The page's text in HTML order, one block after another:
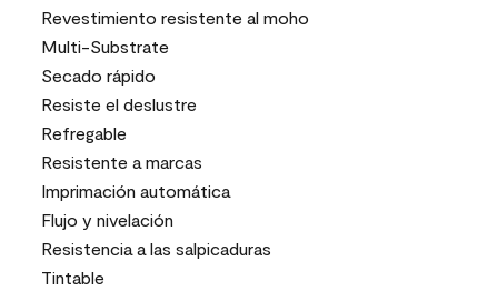
Revestimiento resistente al moho
Multi-Substrate
Secado rápido
Resiste el deslustre
Refregable
Resistente a marcas
Imprimación automática
Flujo y nivelación
Resistencia a las salpicaduras
Tintable